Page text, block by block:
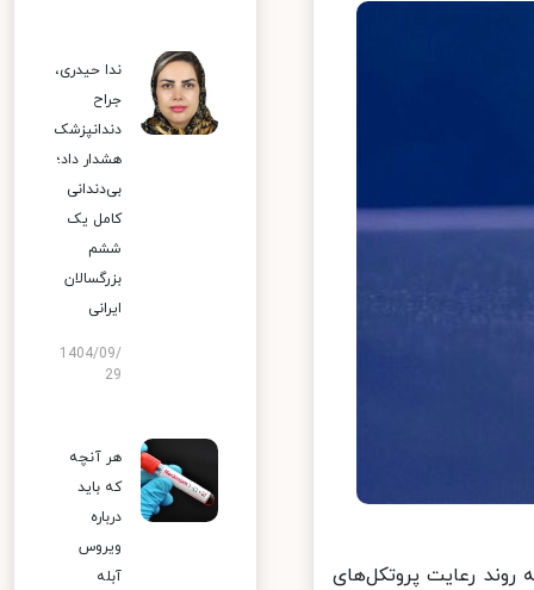
رعایت پروتکل‌های
ندا حیدری،
جراح
دندانپزشک
هشدار داد؛
بی‌دندانی
کامل یک
ششم
بزرگسالان
ایرانی
1404/09/
29
هر آنچه
که باید
درباره
ویروس
آبله